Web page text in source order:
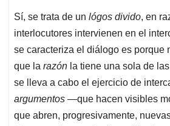
Sí, se trata de un lógos divido, en
interlocutores intervienen en el
se caracteriza el diálogo es porque
que la razón la tiene una sola de
se lleva a cabo el ejercicio de
argumentos —que hacen visibles
que abren, progresivamente,